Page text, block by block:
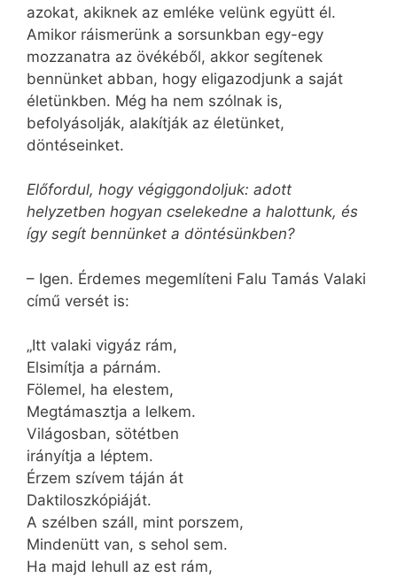
azokat, akiknek az emléke velünk együtt él.
Amikor ráismerünk a sorsunkban egy-egy
mozzanatra az övékéből, akkor segítenek
bennünket abban, hogy eligazodjunk a saját
életünkben. Még ha nem szólnak is,
befolyásolják, alakítják az életünket,
döntéseinket.
Előfordul, hogy végiggondoljuk: adott
helyzetben hogyan cselekedne a halottunk, és
így segít bennünket a döntésünkben?
– Igen. Érdemes megemlíteni Falu Tamás Valaki
című versét is:
„Itt valaki vigyáz rám,
Elsimítja a párnám.
Fölemel, ha elestem,
Megtámasztja a lelkem.
Világosban, sötétben
irányítja a léptem.
Érzem szívem táján át
Daktiloszkópiáját.
A szélben száll, mint porszem,
Mindenütt van, s sehol sem.
Ha majd lehull az est rám,